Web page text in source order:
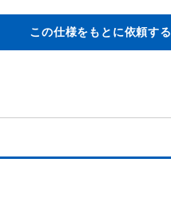
この仕様をもとに依頼する